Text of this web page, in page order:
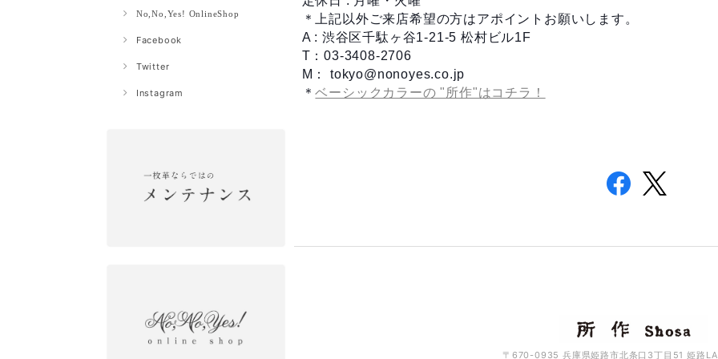
No,No,Yes! OnlineShop
Facebook
Twitter
Instagram
＊上記以外ご来店希望の方はアポイントお願いします。
A : 渋谷区千駄ヶ谷1-21-5 松村ビル1F
T：03-3408-2706
M：tokyo@nonoyes.co.jp
＊ベーシックカラーの "所作"はコチラ！
〒670-0935 兵庫県姫路市北条口3丁目51 姫路